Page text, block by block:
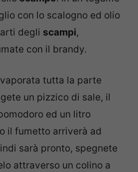
con lo scalogno ed olio
degli scampi,
con il brandy.
tutta la parte
un pizzico di sale, il
ed un litro
il fumetto arriverà ad
sarà pronto, spegnete
attraverso un colino a